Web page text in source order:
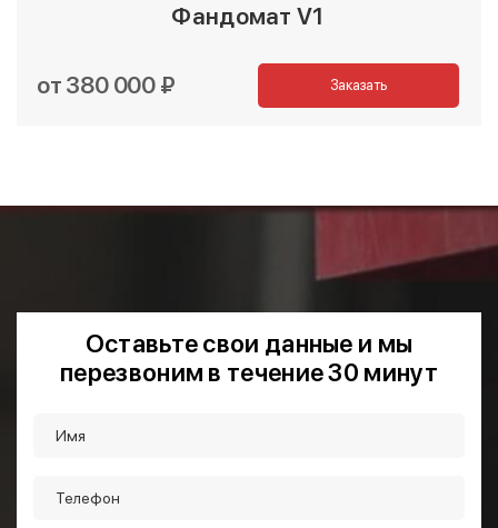
Фандомат V1
от 380 000 ₽ Заказать
Оставьте свои данные и мы
перезвоним в течение 30 минут